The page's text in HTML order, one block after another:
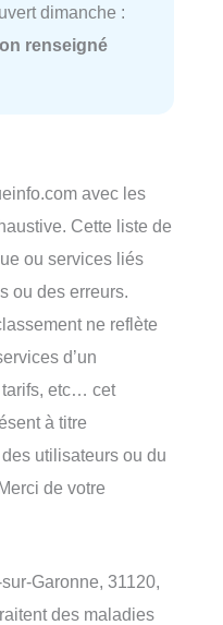
dimanche :
renseigné
avec les
Cette liste de
ou services liés
ou des erreurs.
ne reflète
d’un
tarifs, etc… cet
à titre
utilisateurs ou du
de votre
Garonne, 31120,
des maladies